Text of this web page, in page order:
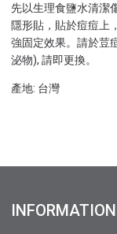
先以生理食鹽水清潔
隱形貼，貼於痘痘上
強固定效果。請於荳
泌物), 請即更換。
產地: 台灣
INFORMATION